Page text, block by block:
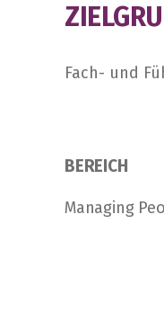
Fach- und
BEREICH
Managing